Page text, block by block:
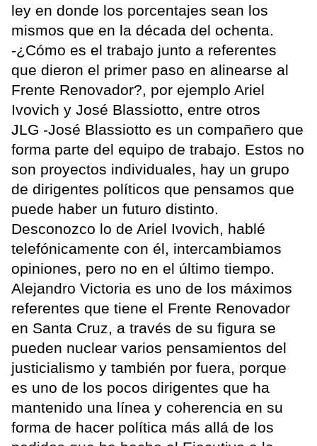
ley en donde los porcentajes sean los
mismos que en la década del ochenta.
-¿Cómo es el trabajo junto a referentes
que dieron el primer paso en alinearse al
Frente Renovador?, por ejemplo Ariel
Ivovich y José Blassiotto, entre otros
JLG -José Blassiotto es un compañero que
forma parte del equipo de trabajo. Estos no
son proyectos individuales, hay un grupo
de dirigentes políticos que pensamos que
puede haber un futuro distinto.
Desconozco lo de Ariel Ivovich, hablé
telefónicamente con él, intercambiamos
opiniones, pero no en el último tiempo.
Alejandro Victoria es uno de los máximos
referentes que tiene el Frente Renovador
en Santa Cruz, a través de su figura se
pueden nuclear varios pensamientos del
justicialismo y también por fuera, porque
es uno de los pocos dirigentes que ha
mantenido una línea y coherencia en su
forma de hacer política más allá de los